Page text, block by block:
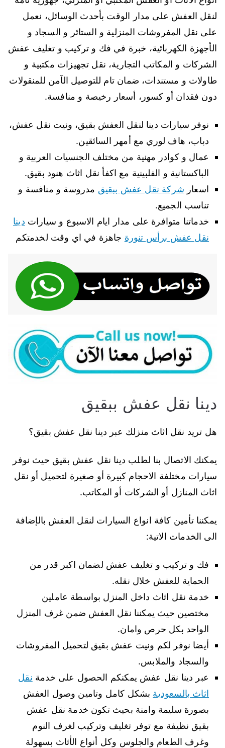
لنقل العفش على مدار الوقت بأحدث الوسائل، نعمل
على نقل المفروشات المنزلية و الستائر و السجاد و
الأجهزة الكهربائية، خبرة في فك و تركيب و تغليف عفش
الشركات و المكاتب التجارية، نقل تجهيزات مكتبية و
طاولات و مستندات، ضمان تام للتوصيل الآمن للمنقولات
دون فقدان أو كسور، أسعار رخيصة و منافسة.
نوفر سيارات دينا لنقل العفش بقيق، ونيت نقل عفش،
دباب، هاف لوري مع أمهر السائقين.
عمال و كوادر مهنية من مختلف الجنسيات العربية و
الباكستانية و الفلبينية مع اكفأ نقل اثاث هنود بقيق.
اسعار شركة نقل عفش ببقيق مدروسة و منافسة و
تناسب الجميع.
خدماتنا متوافرة على مدار ايام الاسبوع و سيارات دينا
نقل عفش برأس تنورة جاهزة في اي وقت لخدمتكم
دينا نقل عفش ببقيق
هل تريد نقل اثاث منزلك عبر دينا نقل عفش بقيق؟
يمكنك الاتصال بنا لطلب دينا نقل عفش بقيق حيث نوفر
سيارات مختلفة الاحجام كبيرة أو صغيرة لتحميل أو نقل
اثاث المنازل أو الشركات أو المكاتب.
يمكننا تأمين كافة انواع السيارات لنقل العفش بالإضافة
الى الخدمات الاتية:
فك و تركيب و تغليف عفش لضمان اكبر قدر من
الحماية للعفش خلال نقله.
خدمة نقل اثاث داخل المنزل بواسطة عاملين
مختصين حيث يمكننا نقل العفش ضمن غرف المنزل
الواحد بكل حرص وامان.
أيضا نوفر لكم ونيت عفش بقيق لتحميل المفروشات
والسجاد والملابس.
عبر دينا نقل عفش يمكنكم الحصول على خدمة نقل
اثاث بالسعودية بشكل كامل وتامين وصول العفش
بصورة سليمة وامنة بحيث تكون خدمة نقل عفش
بقيق نظيفة مع توفر تغليف وتركيب لغرف النوم
وغرف الطعام والجلوس وكل أنواع الأثاث بسهولة